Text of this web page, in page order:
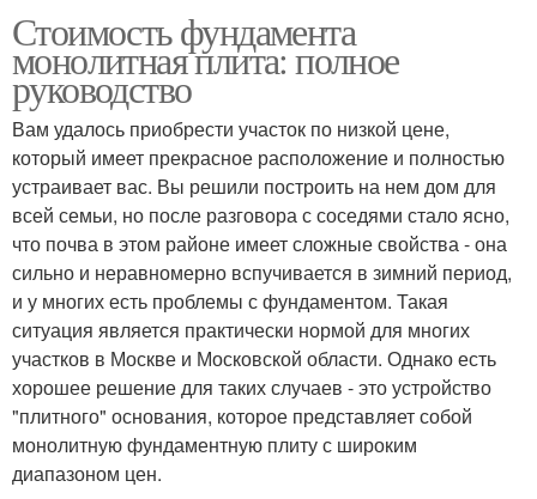
Стоимость фундамента
монолитная плита: полное
руководство
Вам удалось приобрести участок по низкой цене,
который имеет прекрасное расположение и полностью
устраивает вас. Вы решили построить на нем дом для
всей семьи, но после разговора с соседями стало ясно,
что почва в этом районе имеет сложные свойства - она
сильно и неравномерно вспучивается в зимний период,
и у многих есть проблемы с фундаментом. Такая
ситуация является практически нормой для многих
участков в Москве и Московской области. Однако есть
хорошее решение для таких случаев - это устройство
"плитного" основания, которое представляет собой
монолитную фундаментную плиту с широким
диапазоном цен.